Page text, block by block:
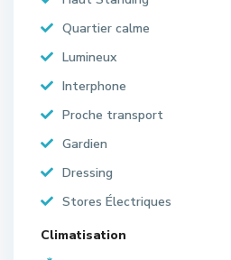
Quartier calme
Lumineux
Interphone
Proche transport
Gardien
Dressing
Stores Électriques
Climatisation